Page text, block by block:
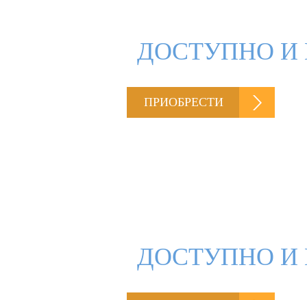
ДОСТУПНО И
ПРИОБРЕСТИ
ДОСТУПНО И